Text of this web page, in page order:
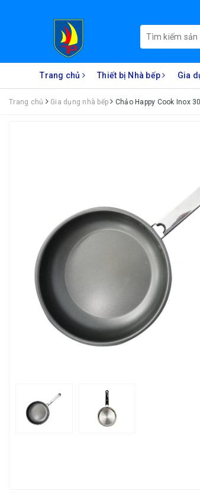
Trang chủ Thiết bị Nhà bếp Gia
Trang chủ Gia dụng nhà bếp Chảo Happy Cook Inox